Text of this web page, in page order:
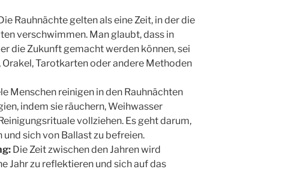
Rauhnächte gelten als eine Zeit, in der die
verschwimmen. Man glaubt, dass in
die Zukunft gemacht werden können, sei
Tarotkarten oder andere Methoden
Menschen reinigen in den Rauhnächten
indem sie räuchern, Weihwasser
vollziehen. Es geht darum,
sich von Ballast zu befreien.
Die Zeit zwischen den Jahren wird
Jahr zu reflektieren und sich auf das